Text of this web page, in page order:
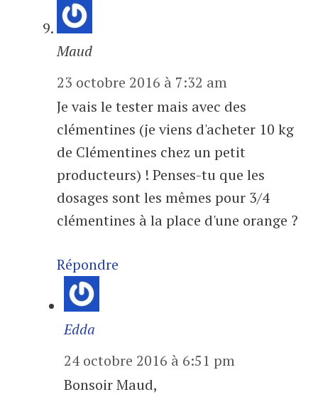
Maud
23 octobre 2016 à 7:32 am
Je vais le tester mais avec des
clémentines (je viens d'acheter 10 kg
de Clémentines chez un petit
producteurs) ! Penses-tu que les
dosages sont les mêmes pour 3/4
clémentines à la place d'une orange ?
Répondre
Edda
24 octobre 2016 à 6:51 pm
Bonsoir Maud,